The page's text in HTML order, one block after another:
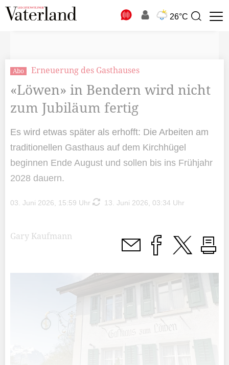
26°C
Suchbegriff
Abo Erneuerung des Gasthauses
«Löwen» in Bendern wird nicht
zum Jubiläum fertig
Es wird etwas später als erhofft: Die Arbeiten am
traditionellen Gasthaus auf dem Kirchhügel
beginnen Ende August und sollen bis ins Frühjahr
2028 dauern.
03. Juni 2026, 15:59 Uhr 13. Juni 2026, 03:34 Uhr
Gary Kaufmann